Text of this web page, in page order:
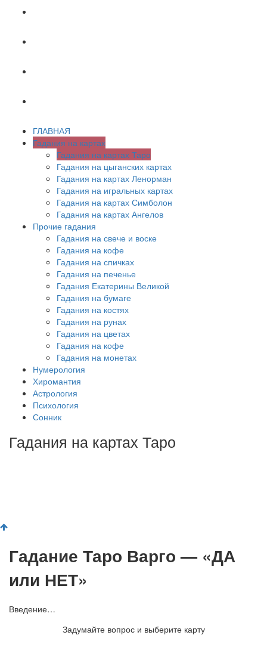
ГЛАВНАЯ
Гадания на картах
Гадания на картах Таро
Гадания на цыганских картах
Гадания на картах Ленорман
Гадания на игральных картах
Гадания на картах Симболон
Гадания на картах Ангелов
Прочие гадания
Гадания на свече и воске
Гадания на кофе
Гадания на спичках
Гадания на печенье
Гадания Екатерины Великой
Гадания на бумаге
Гадания на костях
Гадания на рунах
Гадания на цветах
Гадания на кофе
Гадания на монетах
Нумерология
Хиромантия
Астрология
Психология
Сонник
Гадания на картах Таро
Гадание Таро Варго — «ДА
или НЕТ»
Введение…
Задумайте вопрос и выберите карту